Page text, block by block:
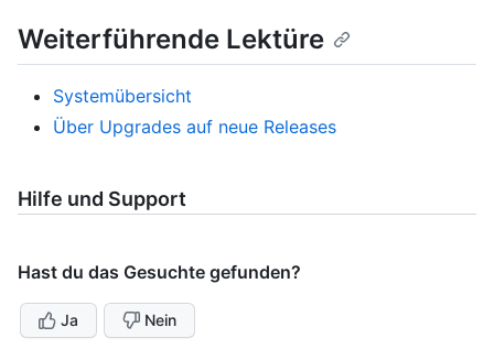
Weiterführende Lektüre
Systemübersicht
Über Upgrades auf neue Releases
Hilfe und Support
Hast du das Gesuchte gefunden?
Ja Nein